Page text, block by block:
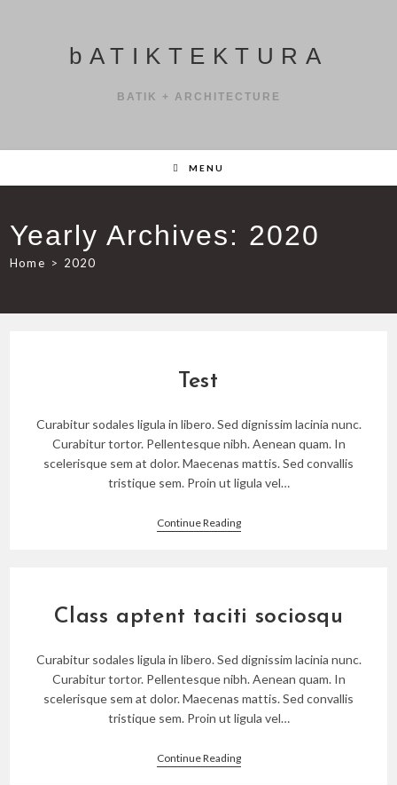
bATIKTEKTURA
BATIK + ARCHITECTURE
MENU
Yearly Archives: 2020
Home > 2020
Test
Curabitur sodales ligula in libero. Sed dignissim lacinia nunc.
Curabitur tortor. Pellentesque nibh. Aenean quam. In
scelerisque sem at dolor. Maecenas mattis. Sed convallis
tristique sem. Proin ut ligula vel…
Continue ReadingTest
Class aptent taciti sociosqu
Curabitur sodales ligula in libero. Sed dignissim lacinia nunc.
Curabitur tortor. Pellentesque nibh. Aenean quam. In
scelerisque sem at dolor. Maecenas mattis. Sed convallis
tristique sem. Proin ut ligula vel…
Continue ReadingClass
Aptent